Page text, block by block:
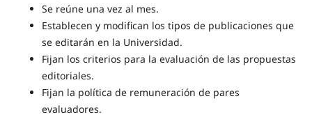
Se reúne una vez al mes.
Establecen y modifican los tipos de publicaciones que
se editarán en la Universidad.
Fijan los criterios para la evaluación de las propuestas
editoriales.
Fijan la política de remuneración de pares
evaluadores.